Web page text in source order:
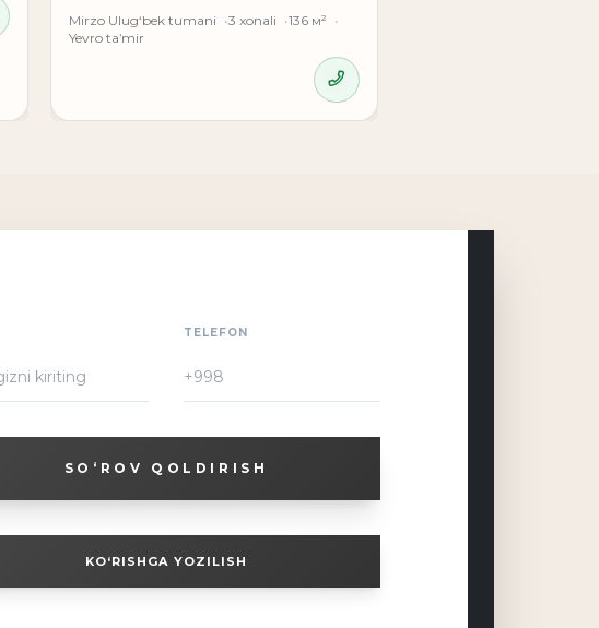
Mirzo Ulug‘bek tumani 3 xonali
136 м²
Yevro taʼmir
TELEFON
SO‘ROV QOLDIRISH
KO‘RISHGA YOZILISH